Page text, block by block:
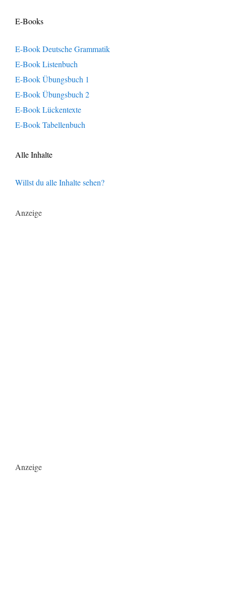
E-Books
E-Book Deutsche Grammatik
E-Book Listenbuch
E-Book Übungsbuch 1
E-Book Übungsbuch 2
E-Book Lückentexte
E-Book Tabellenbuch
Alle Inhalte
Willst du alle Inhalte sehen?
Anzeige
Anzeige